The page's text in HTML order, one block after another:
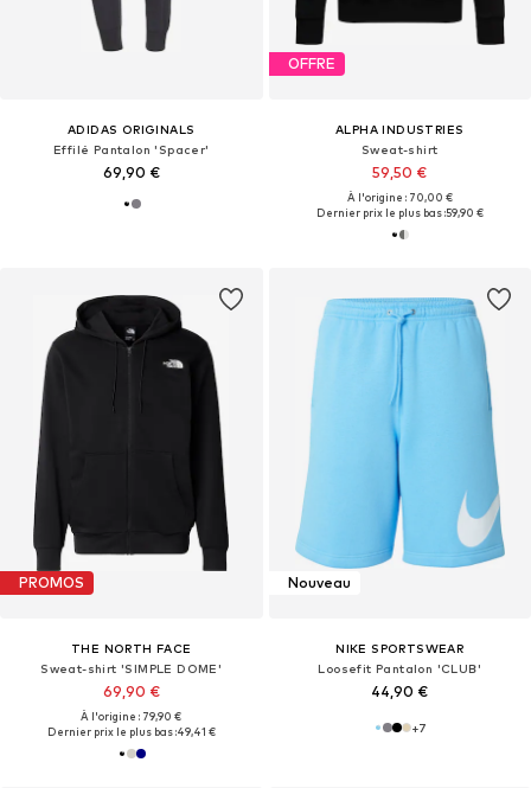
ADIDAS ORIGINALS
Effilé Pantalon 'Spacer'
69,90 €
OFFRE
ALPHA INDUSTRIES
Sweat-shirt
59,50 €
À l'origine : 70,00 €
Dernier prix le plus bas :59,90 €
PROMOS
THE NORTH FACE
Sweat-shirt 'SIMPLE DOME'
69,90 €
À l'origine : 79,90 €
Dernier prix le plus bas :49,41 €
Nouveau
NIKE SPORTSWEAR
Loosefit Pantalon 'CLUB'
44,90 €
+7